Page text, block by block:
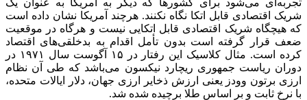
شریک اقتصادی قابل اتکا نگاه نکنند. هرچند آمریکا نشان داده است
که هیچگاه شریک اقتصادی قابل اتکایی نیست و هرگاه در موقعیت
ضعف قرار گرفته است بدون تأمل اقدام به بدخلقی‌های اقتصاد
کرده است. مثال کلاسیک این رفتار در ۱۵ آگوست سال ۱۹۷۱ در
دوران ریاست جمهوری ریچارد نیکسون می‌باشد که طی آن نظام
ارزی برتون وودز یعنی ارزش ذخایر ارزی جهان، دلار ایالات متحده،
با نرخ ثابت و بر اساس طلا برچیده شده شد.